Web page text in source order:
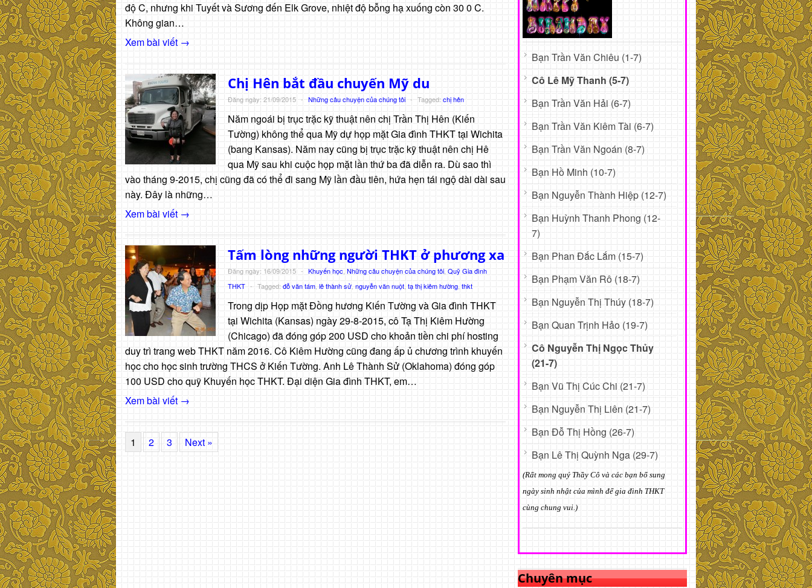
độ C, nhưng khi Tuyết và Sương đến Elk Grove, nhiệt độ bỗng hạ xuống còn 30 0 C.
Không gian…
Xem bài viết →
Chị Hên bắt đầu chuyến Mỹ du
Đăng ngày: 21/09/2015 - Những câu chuyện của chúng tôi - Tagged: chị hên
Năm ngoái bị trục trặc kỹ thuật nên chị Trần Thị Hên (Kiến
Tường) không thể qua Mỹ dự họp mặt Gia đình THKT tại Wichita
(bang Kansas). Năm nay cũng bị trục trặc kỹ thuật nên chị Hê
qua Mỹ sau khi cuộc họp mặt lần thứ ba đã diễn ra. Dù sao thì
vào tháng 9-2015, chị cũng đã có thể đi sang Mỹ lần đầu tiên, hứa hẹn tái ngộ dài dài sau
này. Đây là những…
Xem bài viết →
Tấm lòng những người THKT ở phương xa
Đăng ngày: 16/09/2015 - Khuyến học Những câu chuyện của chúng tôi Quỹ Gia đình
THKT - Tagged: đỗ văn tám lê thành sử nguyễn văn nuột tạ thị kiêm hường thkt
Trong dịp Họp mặt Đồng hương Kiến Tường và Gia đình THKT
tại Wichita (Kansas) ngày 29-8-2015, cô Tạ Thị Kiêm Hường
(Chicago) đã đóng góp 200 USD cho khoản tiền chi phí hosting
duy trì trang web THKT năm 2016. Cô Kiêm Hường cũng đang ấp ủ chương trình khuyến
học cho học sinh trường THCS ở Kiến Tường. Anh Lê Thành Sử (Oklahoma) đóng góp
100 USD cho quỹ Khuyến học THKT. Đại diện Gia đình THKT, em…
Xem bài viết →
1 2 3 Next »
Bạn Trần Văn Chiêu (1-7)
Cô Lê Mỹ Thanh (5-7)
Bạn Trần Văn Hải (6-7)
Bạn Trần Văn Kiêm Tài (6-7)
Bạn Trần Văn Ngoán (8-7)
Bạn Hồ Minh (10-7)
Bạn Nguyễn Thành Hiệp (12-7)
Bạn Huỳnh Thanh Phong (12-
7)
Bạn Phan Đắc Lắm (15-7)
Bạn Phạm Văn Rô (18-7)
Bạn Nguyễn Thị Thúy (18-7)
Bạn Quan Trịnh Hảo (19-7)
Cô Nguyễn Thị Ngọc Thủy
(21-7)
Bạn Vũ Thị Cúc Chi (21-7)
Bạn Nguyễn Thị Liên (21-7)
Bạn Đỗ Thị Hồng (26-7)
Bạn Lê Thị Quỳnh Nga (29-7)
(Rất mong quý Thầy Cô và các bạn bổ sung
ngày sinh nhật của mình để gia đình THKT
cùng chung vui.)
Chuyên mục